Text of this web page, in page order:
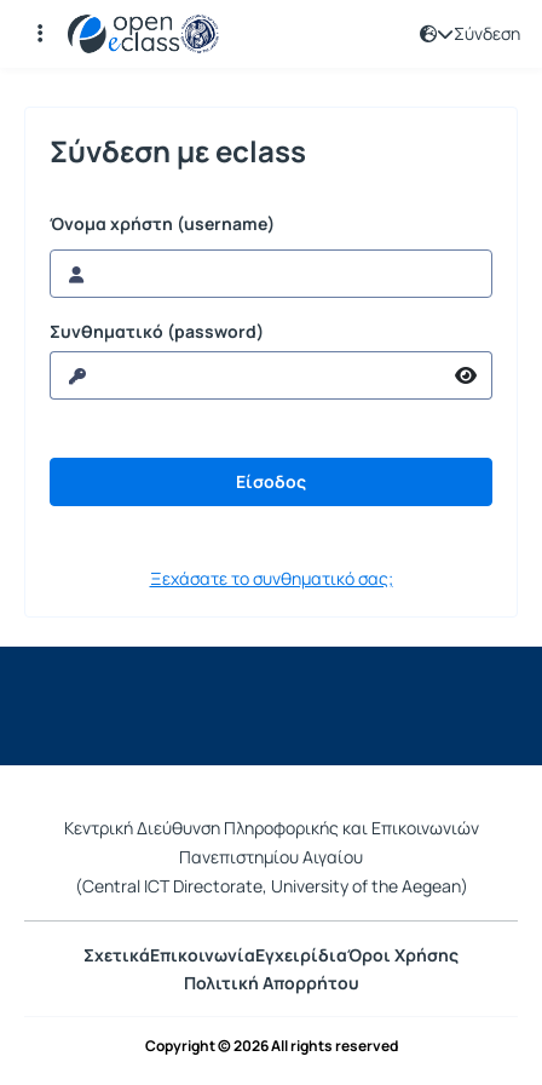
Σύνδεση
Σύνδεση
Σύνδεση με eclass
Όνομα χρήστη (username)
Συνθηματικό (password)
Ξεχάσατε το συνθηματικό σας;
Κεντρική Διεύθυνση Πληροφορικής και Επικοινωνιών
Πανεπιστημίου Αιγαίου
(Central ICT Directorate, University of the Aegean)
ΣχετικάΕπικοινωνίαΕγχειρίδιαΌροι Χρήσης
Πολιτική Απορρήτου
Copyright © 2026 All rights reserved